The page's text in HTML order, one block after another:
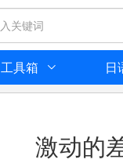
工具箱 日
激动的